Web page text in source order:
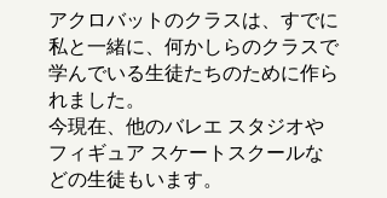
アクロバットのクラスは、すでに
私と一緒に、何かしらのクラスで
学んでいる生徒たちのために作ら
れました。
今現在、他のバレエ スタジオや
フィギュア スケートスクールな
どの生徒もいます。